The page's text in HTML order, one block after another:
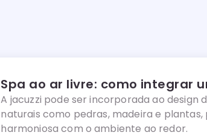
Spa ao ar livre: como integrar
A jacuzzi pode ser incorporada ao design
naturais como pedras, madeira e
harmoniosa com o ambiente ao redor.